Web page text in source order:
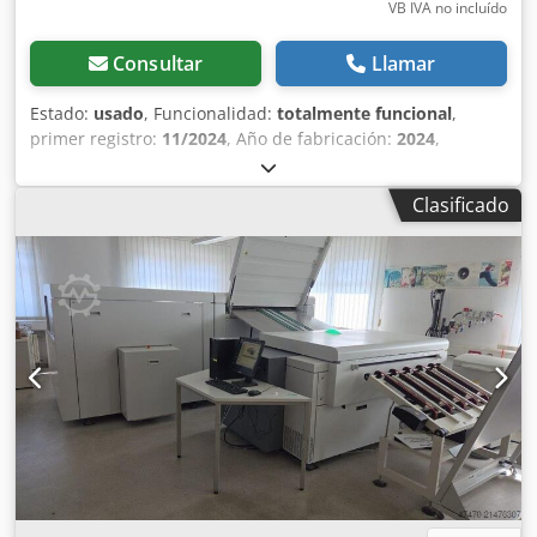
VB IVA no incluído
Consultar Llamar
Estado: usado, Funcionalidad: totalmente funcional,
primer registro: 11/2024, Año de fabricación: 2024,
Ofrecemos este sistema usado LITHEC LithoFlash Inline
HBDM XL75 Inpress Control Lithec para Heidelberg XL75,
año de fabricación 2024. El sistema Lithec es una excelente
alternativa al Inpresscontrol de Heidelberg. Tipo:
LithoFlash® Inline HBDM XL75 Número de serie: GG 0326
Año de fabricación: 10/2024 El sistema se ha desmontado
porque la prensa de impresión en la que estaba instalado
se vendió a Asia, donde no tienen interés en el sistema.
Sistema de medición y control en línea para impresión
offset La reducción del tiempo de preparación aumenta el
rendimiento de trabajos. El importante ahorro de
desperdicio reduce directamente los costes de soporte de
impresión. Además, el uso de un sistema de medición y
control garantiza la calidad de la producción. Ámbitos de
aplicación - Para máquinas de impresión offset hoja y
Clasificado